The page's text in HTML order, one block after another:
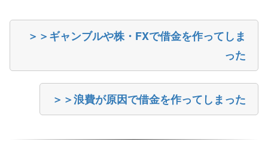
＞＞ギャンブルや株・FXで借金を作ってしま
った
＞＞浪費が原因で借金を作ってしまった